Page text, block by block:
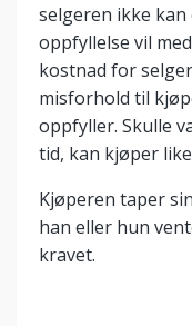
selgeren ikke
oppfyllelse vil
kostnad for
misforhold til
oppfyller. Skulle
tid, kan kjøper
Kjøperen taper
han eller hun
kravet.